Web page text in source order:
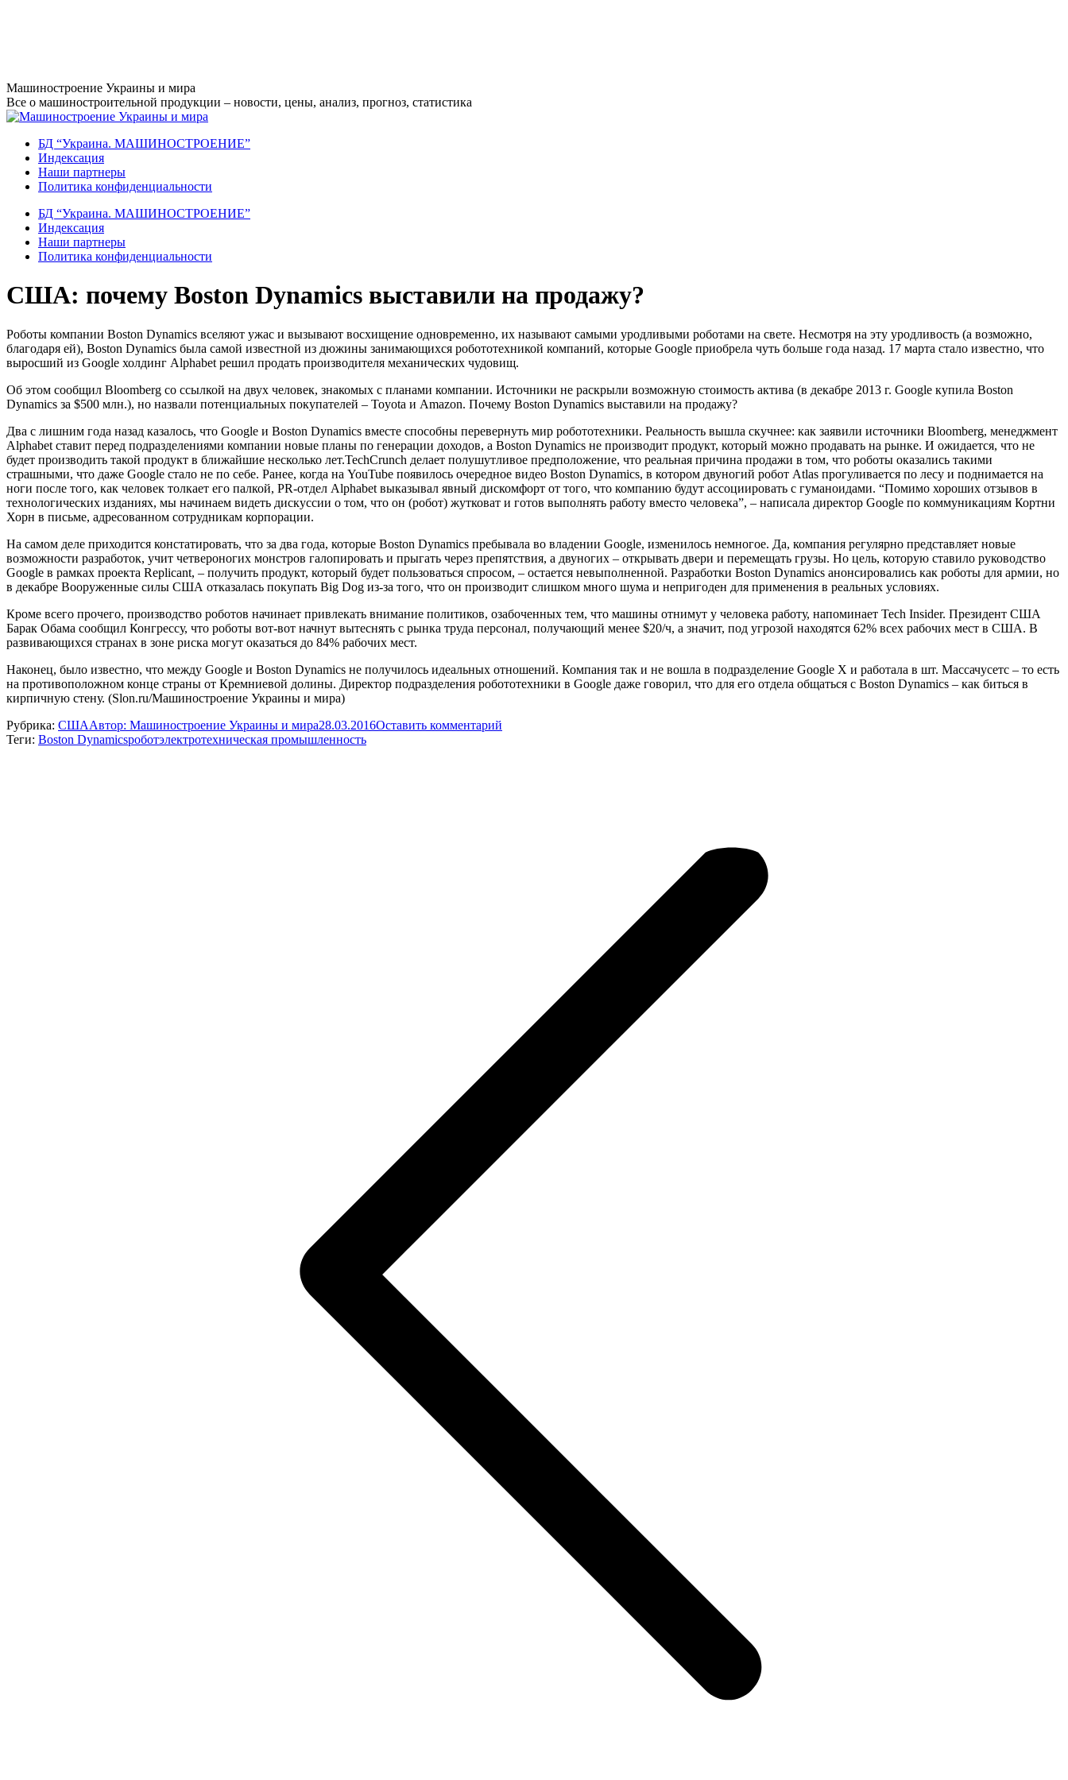
Перейти
к
содержанию
Машиностроение Украины и мира
Все о машиностроительной продукции – новости, цены, анализ, прогноз, статистика
БД “Украина. МАШИНОСТРОЕНИЕ”
Индекcация
Наши партнеры
Политика конфиденциальности
БД “Украина. МАШИНОСТРОЕНИЕ”
Индекcация
Наши партнеры
Политика конфиденциальности
США: почему Boston Dynamics выставили на продажу?
Роботы компании Boston Dynamics вселяют ужас и вызывают восхищение одновременно, их называют самыми уродливыми роботами на свете. Несмотря на эту уродливость (а возможно,
благодаря ей), Boston Dynamics была самой известной из дюжины занимающихся робототехникой компаний, которые Google приобрела чуть больше года назад. 17 марта стало известно, что
выросший из Google холдинг Alphabet решил продать производителя механических чудовищ.
Об этом сообщил Bloomberg со ссылкой на двух человек, знакомых с планами компании. Источники не раскрыли возможную стоимость актива (в декабре 2013 г. Google купила Boston
Dynamics за $500 млн.), но назвали потенциальных покупателей – Toyota и Amazon. Почему Boston Dynamics выставили на продажу?
Два с лишним года назад казалось, что Google и Boston Dynamics вместе способны перевернуть мир робототехники. Реальность вышла скучнее: как заявили источники Bloomberg, менеджмент
Alphabet ставит перед подразделениями компании новые планы по генерации доходов, а Boston Dynamics не производит продукт, который можно продавать на рынке. И ожидается, что не
будет производить такой продукт в ближайшие несколько лет.TechCrunch делает полушутливое предположение, что реальная причина продажи в том, что роботы оказались такими
страшными, что даже Google стало не по себе. Ранее, когда на YouTube появилось очередное видео Boston Dynamics, в котором двуногий робот Atlas прогуливается по лесу и поднимается на
ноги после того, как человек толкает его палкой, PR-отдел Alphabet выказывал явный дискомфорт от того, что компанию будут ассоциировать с гуманоидами. “Помимо хороших отзывов в
технологических изданиях, мы начинаем видеть дискуссии о том, что он (робот) жутковат и готов выполнять работу вместо человека”, – написала директор Google по коммуникациям Кортни
Хорн в письме, адресованном сотрудникам корпорации.
На самом деле приходится констатировать, что за два года, которые Boston Dynamics пребывала во владении Google, изменилось немногое. Да, компания регулярно представляет новые
возможности разработок, учит четвероногих монстров галопировать и прыгать через препятствия, а двуногих – открывать двери и перемещать грузы. Но цель, которую ставило руководство
Google в рамках проекта Replicant, – получить продукт, который будет пользоваться спросом, – остается невыполненной. Разработки Boston Dynamics анонсировались как роботы для армии, но
в декабре Вооруженные силы США отказалась покупать Big Dog из-за того, что он производит слишком много шума и непригоден для применения в реальных условиях.
Кроме всего прочего, производство роботов начинает привлекать внимание политиков, озабоченных тем, что машины отнимут у человека работу, напоминает Tech Insider. Президент США
Барак Обама сообщил Конгрессу, что роботы вот-вот начнут вытеснять с рынка труда персонал, получающий менее $20/ч, а значит, под угрозой находятся 62% всех рабочих мест в США. В
развивающихся странах в зоне риска могут оказаться до 84% рабочих мест.
Наконец, было известно, что между Google и Boston Dynamics не получилось идеальных отношений. Компания так и не вошла в подразделение Google X и работала в шт. Массачусетс – то есть
на противоположном конце страны от Кремниевой долины. Директор подразделения робототехники в Google даже говорил, что для его отдела общаться с Boston Dynamics – как биться в
кирпичную стену. (Slon.ru/Машиностроение Украины и мира)
Рубрика: СШААвтор: Машиностроение Украины и мира28.03.2016Оставить комментарий
Теги: Boston Dynamicsроботэлектротехническая промышленность